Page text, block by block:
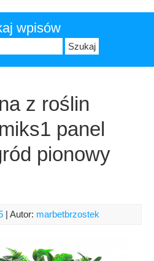
wpisów
z roślin
panel
pionowy
| Autor: marbetbrzostek